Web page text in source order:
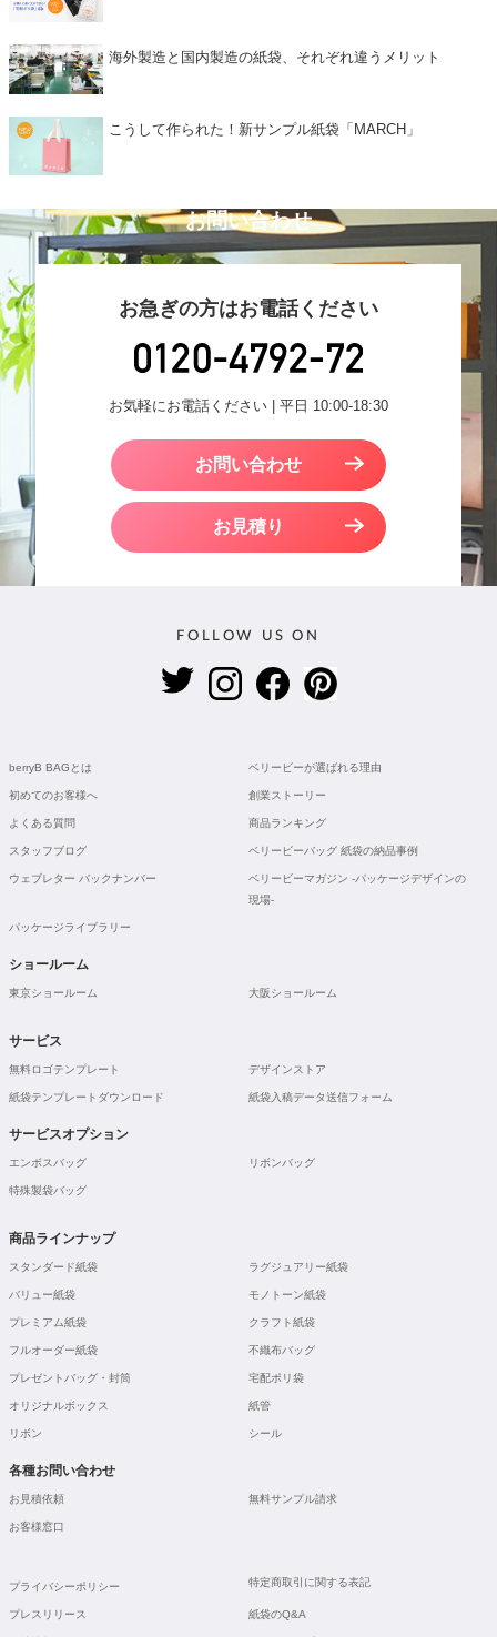
海外製造と国内製造の紙袋、それぞれ違うメリット
こうして作られた！新サンプル紙袋「MARCH」
お問い合わせ
お急ぎの方はお電話ください
お気軽にお電話ください | 平日 10:00-18:30
お問い合わせ
お見積り
FOLLOW US ON
berryB BAGとは ベリービーが選ばれる理由
初めてのお客様へ 創業ストーリー
よくある質問 商品ランキング
スタッフブログ ベリービーバッグ 紙袋の納品事例
ウェブレター バックナンバー
ベリービーマガジン -パッケージデザインの
現場-
パッケージライブラリー
ショールーム
東京ショールーム 大阪ショールーム
サービス
無料ロゴテンプレート デザインストア
紙袋テンプレートダウンロード 紙袋入稿データ送信フォーム
サービスオプション
エンボスバッグ リボンバッグ
特殊製袋バッグ
商品ラインナップ
スタンダード紙袋 ラグジュアリー紙袋
バリュー紙袋 モノトーン紙袋
プレミアム紙袋 クラフト紙袋
フルオーダー紙袋 不織布バッグ
プレゼントバッグ・封筒 宅配ポリ袋
オリジナルボックス 紙管
リボン シール
各種お問い合わせ
お見積依頼 無料サンプル請求
お客様窓口
プライバシーポリシー 特定商取引に関する表記
プレスリリース 紙袋のQ&A